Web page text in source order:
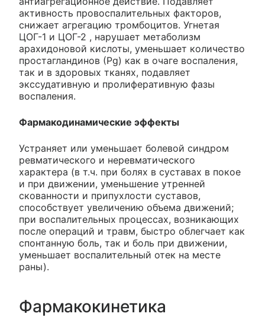
активность провоспалительных факторов,
снижает агрегацию тромбоцитов. Угнетая
ЦОГ-1 и ЦОГ-2 , нарушает метаболизм
арахидоновой кислоты, уменьшает количество
простагландинов (Рg) как в очаге воспаления,
так и в здоровых тканях, подавляет
экссудативную и пролиферативную фазы
воспаления.
Фармакодинамические эффекты
Устраняет или уменьшает болевой синдром
ревматического и неревматического
характера (в т.ч. при болях в суставах в покое
и при движении, уменьшение утренней
скованности и припухлости суставов,
способствует увеличению объема движений;
при воспалительных процессах, возникающих
после операций и травм, быстро облегчает как
спонтанную боль, так и боль при движении,
уменьшает воспалительный отек на месте
раны).
Фармакокинетика